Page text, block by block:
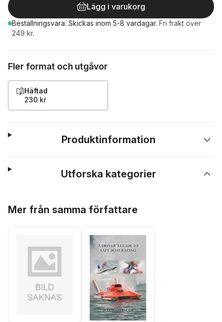
Lägg i varukorg
Beställningsvara. Skickas inom 5-8 vardagar. Fri frakt över
249 kr.
Fler format och utgåvor
Häftad
230 kr
Produktinformation
Utforska kategorier
Mer från samma författare